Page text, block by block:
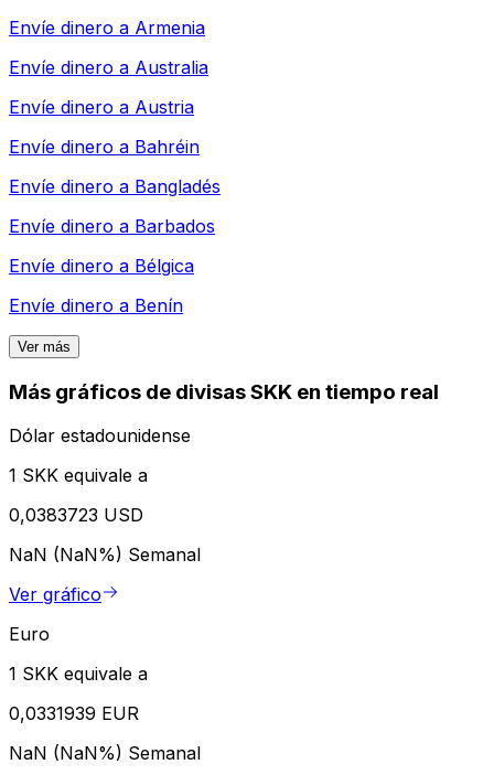
Envíe dinero a Armenia
Envíe dinero a Australia
Envíe dinero a Austria
Envíe dinero a Bahréin
Envíe dinero a Bangladés
Envíe dinero a Barbados
Envíe dinero a Bélgica
Envíe dinero a Benín
Ver más
Más gráficos de divisas SKK en tiempo real
Dólar estadounidense
1 SKK equivale a
0,0383723 USD
NaN (NaN%) Semanal
Ver gráfico
Euro
1 SKK equivale a
0,0331939 EUR
NaN (NaN%) Semanal